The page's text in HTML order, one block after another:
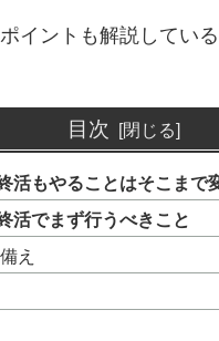
イントも解説してい
目次
活もやることはそこまで
活でまず行うべきこと
え